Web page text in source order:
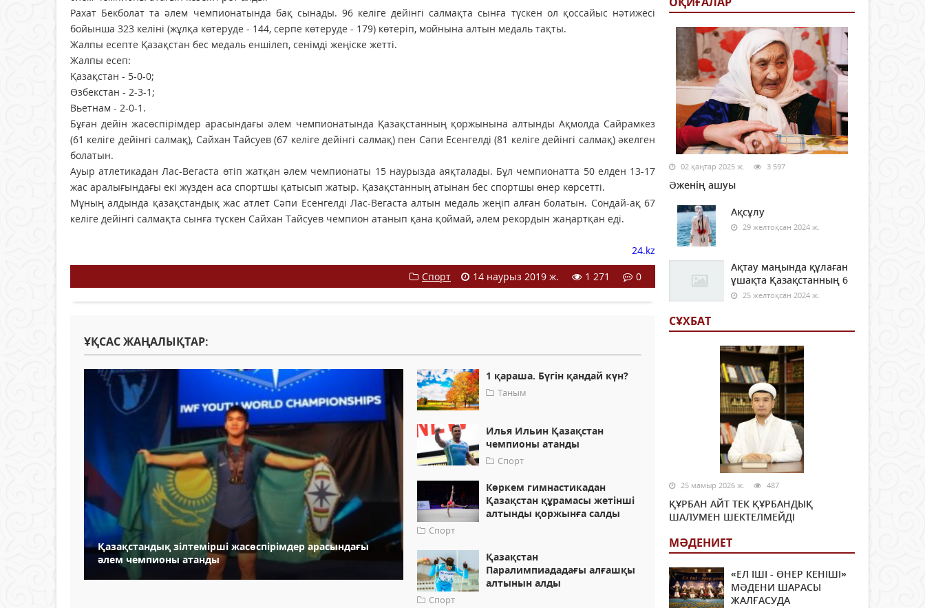
Рахат Бекболат та әлем чемпионатында бақ сынады. 96 келіге дейінгі салмақта сынға түскен ол қоссайыс нәтижесі
бойынша 323 келіні (жұлқа көтеруде - 144, серпе көтеруде - 179) көтеріп, мойнына алтын медаль тақты.
Жалпы есепте Қазақстан бес медаль еншілеп, сенімді жеңіске жетті.
Жалпы есеп:
Қазақстан - 5-0-0;
Өзбекстан - 2-3-1;
Вьетнам - 2-0-1.
Бұған дейін жасөспірімдер арасындағы әлем чемпионатында Қазақстанның қоржынына алтынды Ақмолда Сайрамкез
(61 келіге дейінгі салмақ), Сайхан Тайсуев (67 келіге дейінгі салмақ) пен Сәпи Есенгелді (81 келіге дейінгі салмақ) әкелген
болатын.
Ауыр атлетикадан Лас-Вегаста өтіп жатқан әлем чемпионаты 15 наурызда аяқталады. Бұл чемпионатта 50 елден 13-17
жас аралығындағы екі жүзден аса спортшы қатысып жатыр. Қазақстанның атынан бес спортшы өнер көрсетті.
Мұның алдында қазақстандық жас атлет Сәпи Есенгелді Лас-Вегаста алтын медаль жеңіп алған болатын. Сондай-ақ 67
келіге дейінгі салмақта сынға түскен Сайхан Тайсуев чемпион атанып қана қоймай, әлем рекордын жаңартқан еді.
24.kz
Спорт
14 наурыз 2019 ж. 1 271 0
ҰҚСАС ЖАҢАЛЫҚТАР:
Қазақстандық зілтемірші жасөспірімдер арасындағы
әлем чемпионы атанды
1 қараша. Бүгін қандай күн?
Таным
Илья Ильин Қазақстан
чемпионы атанды
Спорт
Көркем гимнастикадан
Қазақстан құрамасы жетінші
алтынды қоржынға салды
Спорт
Қазақстан
Паралимпиададағы алғашқы
алтынын алды
Спорт
02 қаңтар 2025 ж. 3 597
Әженің ашуы
Ақсұлу
29 желтоқсан 2024 ж.
Ақтау маңында құлаған
ұшақта Қазақстанның 6
25 желтоқсан 2024 ж.
СҰХБАТ
25 мамыр 2026 ж. 487
ҚҰРБАН АЙТ ТЕК ҚҰРБАНДЫҚ
ШАЛУМЕН ШЕКТЕЛМЕЙДІ
МӘДЕНИЕТ
«ЕЛ ІШІ - ӨНЕР КЕНІШІ»
МӘДЕНИ ШАРАСЫ
ЖАЛҒАСУДА